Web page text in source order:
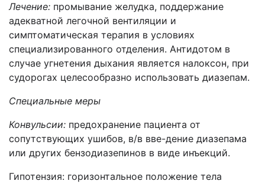
Лечение: промывание желудка, поддержание
адекватной легочной вентиляции и
симптоматическая терапия в условиях
специализированного отделения. Антидотом в
случае угнетения дыхания является налоксон, при
судорогах целесообразно использовать диазепам.
Специальные меры
Конвульсии: предохранение пациента от
сопутствующих ушибов, в/в вве-дение диазепама
или других бензодиазепинов в виде инъекций.
Гипотензия: горизонтальное положение тела